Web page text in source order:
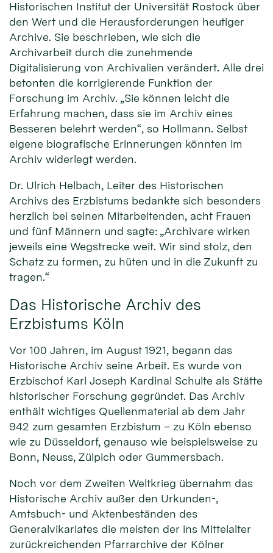
Historischen Institut der Universität Rostock über
den Wert und die Herausforderungen heutiger
Archive. Sie beschrieben, wie sich die
Archivarbeit durch die zunehmende
Digitalisierung von Archivalien verändert. Alle drei
betonten die korrigierende Funktion der
Forschung im Archiv. „Sie können leicht die
Erfahrung machen, dass sie im Archiv eines
Besseren belehrt werden“, so Hollmann. Selbst
eigene biografische Erinnerungen könnten im
Archiv widerlegt werden.
Dr. Ulrich Helbach, Leiter des Historischen
Archivs des Erzbistums bedankte sich besonders
herzlich bei seinen Mitarbeitenden, acht Frauen
und fünf Männern und sagte: „Archivare wirken
jeweils eine Wegstrecke weit. Wir sind stolz, den
Schatz zu formen, zu hüten und in die Zukunft zu
tragen.“
Das Historische Archiv des
Erzbistums Köln
Vor 100 Jahren, im August 1921, begann das
Historische Archiv seine Arbeit. Es wurde von
Erzbischof Karl Joseph Kardinal Schulte als Stätte
historischer Forschung gegründet. Das Archiv
enthält wichtiges Quellenmaterial ab dem Jahr
942 zum gesamten Erzbistum – zu Köln ebenso
wie zu Düsseldorf, genauso wie beispielsweise zu
Bonn, Neuss, Zülpich oder Gummersbach.
Noch vor dem Zweiten Weltkrieg übernahm das
Historische Archiv außer den Urkunden-,
Amtsbuch- und Aktenbeständen des
Generalvikariates die meisten der ins Mittelalter
zurückreichenden Pfarrarchive der Kölner